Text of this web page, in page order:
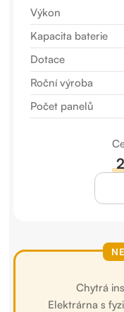
Výkon
Kapacita baterie
Dotace
Roční výroba
Počet panelů
Chytrá
Elektrárna s